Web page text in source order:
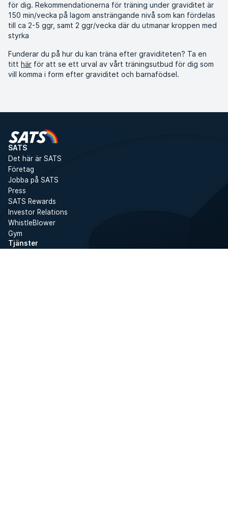
för dig. Rekommendationerna för träning under graviditet är
150 min/vecka på lagom ansträngande nivå som kan fördelas
till ca 2-5 ggr, samt 2 ggr/vecka där du utmanar kroppen med
styrka
Funderar du på hur du kan träna efter graviditeten? Ta en
titt här för att se ett urval av vårt träningsutbud för dig som
vill komma i form efter graviditet och barnafödsel.
SATS
Det här är SATS
Företag
Jobba på SATS
Press
SATS Rewards
Investor Relations
WhistleBlower
Gym
Tjänster